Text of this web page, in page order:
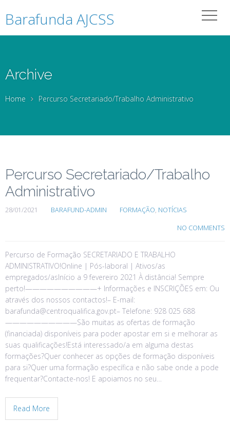
Barafunda AJCSS
Archive
Home Percurso Secretariado/Trabalho Administrativo
Percurso Secretariado/Trabalho
Administrativo
28/01/2021 BARAFUND-ADMIN FORMAÇÃO, NOTÍCIAS
NO COMMENTS
Percurso de Formação SECRETARIADO E TRABALHO
ADMINISTRATIVO!Online | Pós-laboral | Ativos/as
empregados/asInício a 9 fevereiro 2021 À distância! Sempre
perto!——————————+ Informações e INSCRIÇÕES em: Ou
através dos nossos contactos!– E-mail:
barafunda@centroqualifica.gov.pt– Telefone: 928 025 688
——————————São muitas as ofertas de formação
(financiada) disponíveis para poder apostar em si e melhorar as
suas qualificações!Está interessado/a em alguma destas
formações?Quer conhecer as opções de formação disponíveis
para si?Quer uma formação específica e não sabe onde a pode
frequentar?Contacte-nos! E apoiamos no seu…
Read More